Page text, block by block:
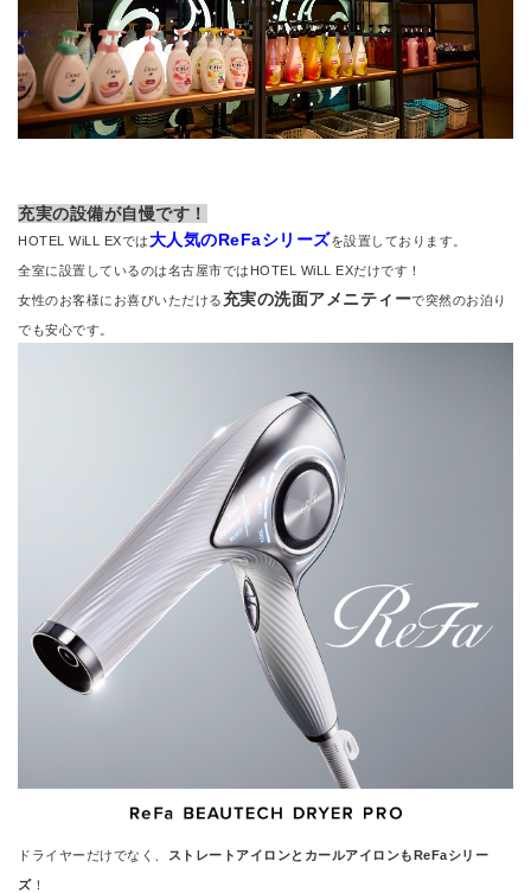
充実の設備が自慢です！
HOTEL WiLL EXでは大人気のReFaシリーズを設置しております。
全室に設置しているのは名古屋市ではHOTEL WiLL EXだけです！
女性のお客様にお喜びいただける 充実の洗面アメニティーで突然のお泊り
でも安心です。
ドライヤーだけでなく、 ストレートアイロンとカールアイロンもReFaシリー
ズ！